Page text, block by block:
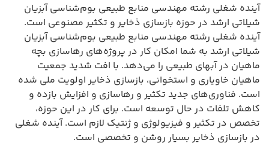
آینده شغلی رشته مهندسی منابع طبیعی بوم‌شناسی آبزیان
شیلاتی ارشد در حوزه بازسازی ذخایر و تکثیر مصنوعی است.
آینده شغلی رشته مهندسی منابع طبیعی بوم‌شناسی آبزیان
شیلاتی ارشد به شما امکان کار در پروژه‌های رهاسازی بچه
ماهیان در آبهای طبیعی را می‌دهد. با افت شدید جمعیت
ماهیان خاویاری و استخوانی، بازسازی ذخایر اولویت ملی شده
است. فناوری‌های جدید تکثیر و رهاسازی و افزایش بازده و
کاهش تلفات در حال توسعه است. برای کار در این حوزه،
تخصص در تکثیر و فیزیولوژی و ژنتیک لازم است. آینده شغلی
در بازسازی ذخایر بسیار روشن و تخصصی است.